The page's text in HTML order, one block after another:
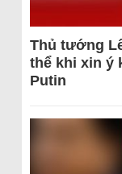
Thủ tướng
thể khi xin ý
Putin